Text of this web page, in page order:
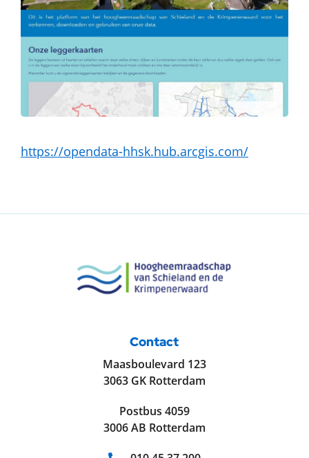
https://opendata-hhsk.hub.arcgis.com/
Contact
Maasboulevard 123
3063 GK Rotterdam
Postbus 4059
3006 AB Rotterdam